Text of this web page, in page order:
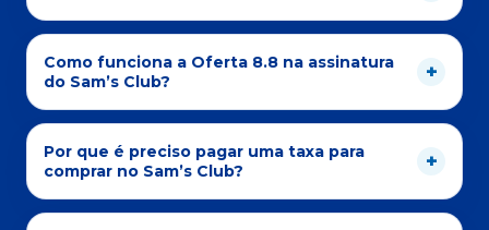
Como funciona a Oferta 8.8 na assinatura
do Sam’s Club?
Por que é preciso pagar uma taxa para
comprar no Sam’s Club?